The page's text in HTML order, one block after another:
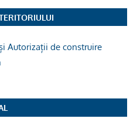
Autorizații de construire